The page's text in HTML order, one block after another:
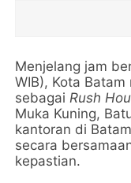
Menjelang jam
WIB), Kota
sebagai Rush
Muka Kuning,
kantoran di
secara
kepastian.